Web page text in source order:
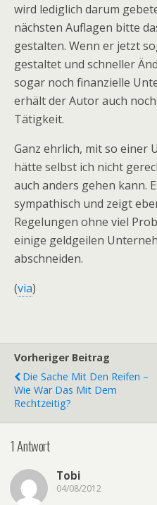
wird lediglich darum
nächsten Auflagen bitte
gestalten. Wenn er jetzt
gestaltet und schneller
sogar noch finanzielle
erhält der Autor auch
Tätigkeit.
Ganz ehrlich, mit so
hätte selbst ich nicht
auch anders gehen kann.
sympathisch und zeigt
Regelungen ohne viel
einige geldgeilen
abschneiden.
(via)
Vorheriger Beitrag
Die Sache Mit Den Reifen –
Wie War Das Mit Dem
Rechtzeitig?
1 Antwort
Tobi
04/08/2012